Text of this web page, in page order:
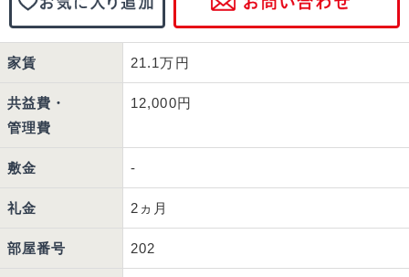
家賃 21.1万円
共益費・
管理費
12,000円
敷金 -
礼金 2ヵ月
部屋番号 202